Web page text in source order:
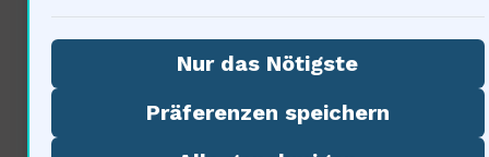
Nur das Nötigste
Präferenzen speichern